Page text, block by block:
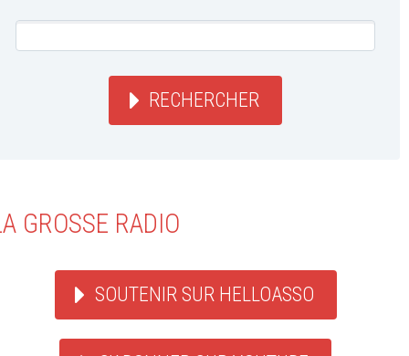
RECHERCHER
GROSSE RADIO
SOUTENIR SUR HELLOASSO